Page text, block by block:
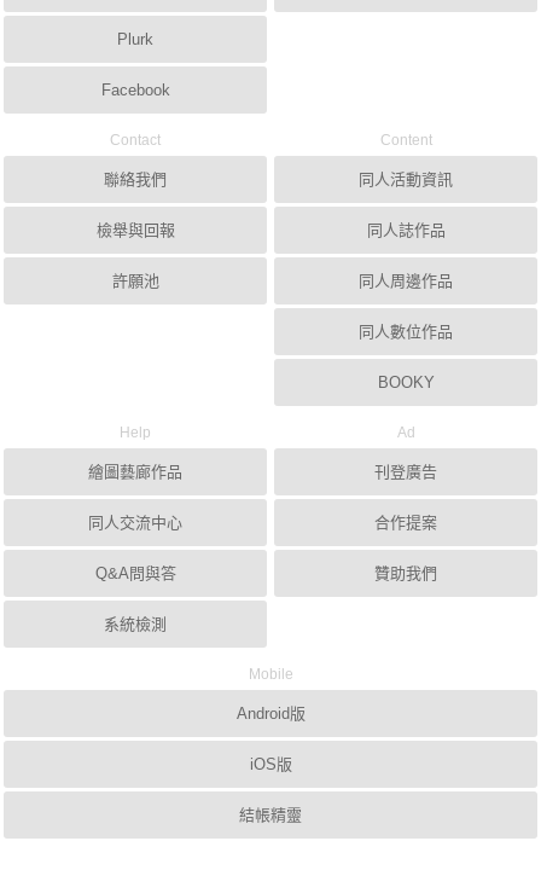
Plurk
Facebook
Contact
聯絡我們
檢舉與回報
許願池
Content
同人活動資訊
同人誌作品
同人周邊作品
同人數位作品
BOOKY
Help
繪圖藝廊作品
同人交流中心
Q&A問與答
系統檢測
Ad
刊登廣告
合作提案
贊助我們
Mobile
Android版
iOS版
結帳精靈